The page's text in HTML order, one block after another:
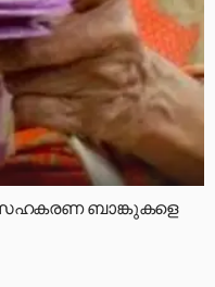
ബാങ്കുകളെ